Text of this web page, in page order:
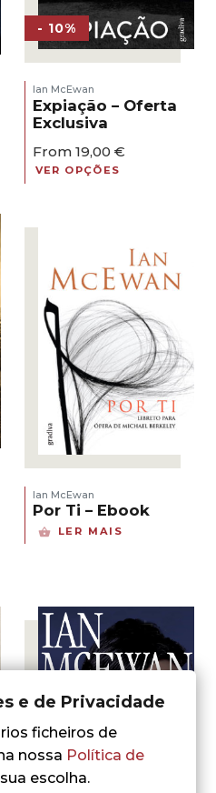
- 10%
Ian McEwan
Expiação – Oferta
Exclusiva
From 19,00 €
VER OPÇÕES
Ian McEwan
Por Ti – Ebook
LER MAIS
e de Privacidade
ficheiros de
nossa Política de
escolha.